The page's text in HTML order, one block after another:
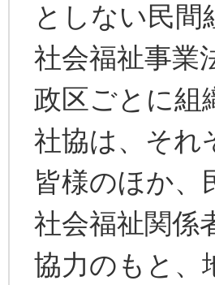
としない民間
社会福祉事業
政区ごとに組
社協は、それ
皆様のほか、
社会福祉関係
協力のもと、